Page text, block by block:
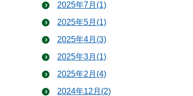
2025年7月(1)
2025年5月(1)
2025年4月(3)
2025年3月(1)
2025年2月(4)
2024年12月(2)